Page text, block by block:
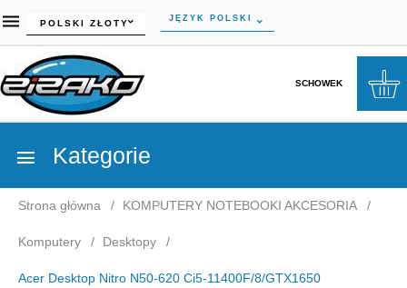
currency_h
POLSKI ZŁOTY JĘZYK POLSKI
SCHOWEK
Kategorie
Strona główna KOMPUTERY NOTEBOOKI AKCESORIA
Komputery Desktopy
Acer Desktop Nitro N50-620 Ci5-11400F/8/GTX1650